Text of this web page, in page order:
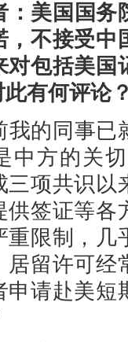
：美国国务
，不接受中
对包括美国
此有何评论
我的同事已
中方的关
三项共识以
供签证等各
重限制，几
居留许可经
申请赴美